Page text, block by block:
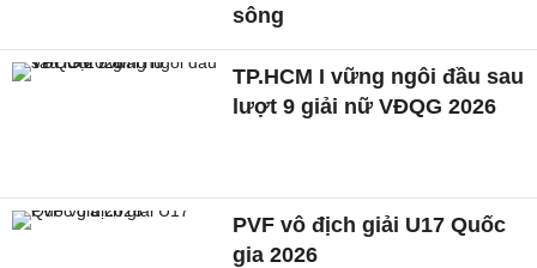
sông
TP.HCM I vững ngôi đầu sau
lượt 9 giải nữ VĐQG 2026
PVF vô địch giải U17 Quốc
gia 2026